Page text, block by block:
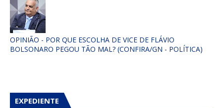
OPINIÃO - POR QUE ESCOLHA DE VICE DE FLÁVIO
BOLSONARO PEGOU TÃO MAL? (CONFIRA/GN - POLÍTICA)
EXPEDIENTE